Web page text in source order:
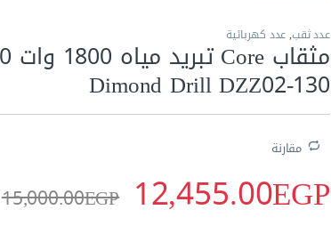
عدد ثقب,عدد كهربائية
Dimond Drill DZZ02-130
مقارنة
12,455.00EGP
15,000.00EGP